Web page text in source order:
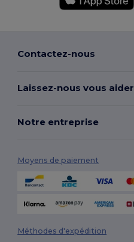
Contactez-nous
Laissez-nous vous aider
Notre entreprise
Moyens de paiement
Méthodes d'expédition